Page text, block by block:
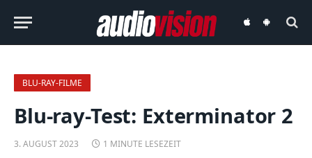
audiovisionaudiovision
BLU-RAY-FILME
Blu-ray-Test: Exterminator 2
3. AUGUST 2023 1 MINUTE LESEZEIT